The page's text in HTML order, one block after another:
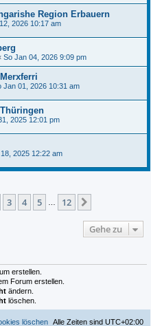
Region Erbauern
2026 10:17 am
So Jan 04, 2026 9:09 pm
Jan 01, 2026 10:31 am
2025 12:01 pm
2025 12:22 am
12
3 4 5 12
Gehe zu
erstellen.
Forum erstellen.
ändern.
löschen.
Alle Zeiten sind UTC+02:00
löschen